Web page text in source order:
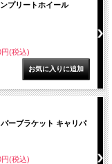
ンプリートホイール
(税込)
ーブラケット キャリパ
(税込)